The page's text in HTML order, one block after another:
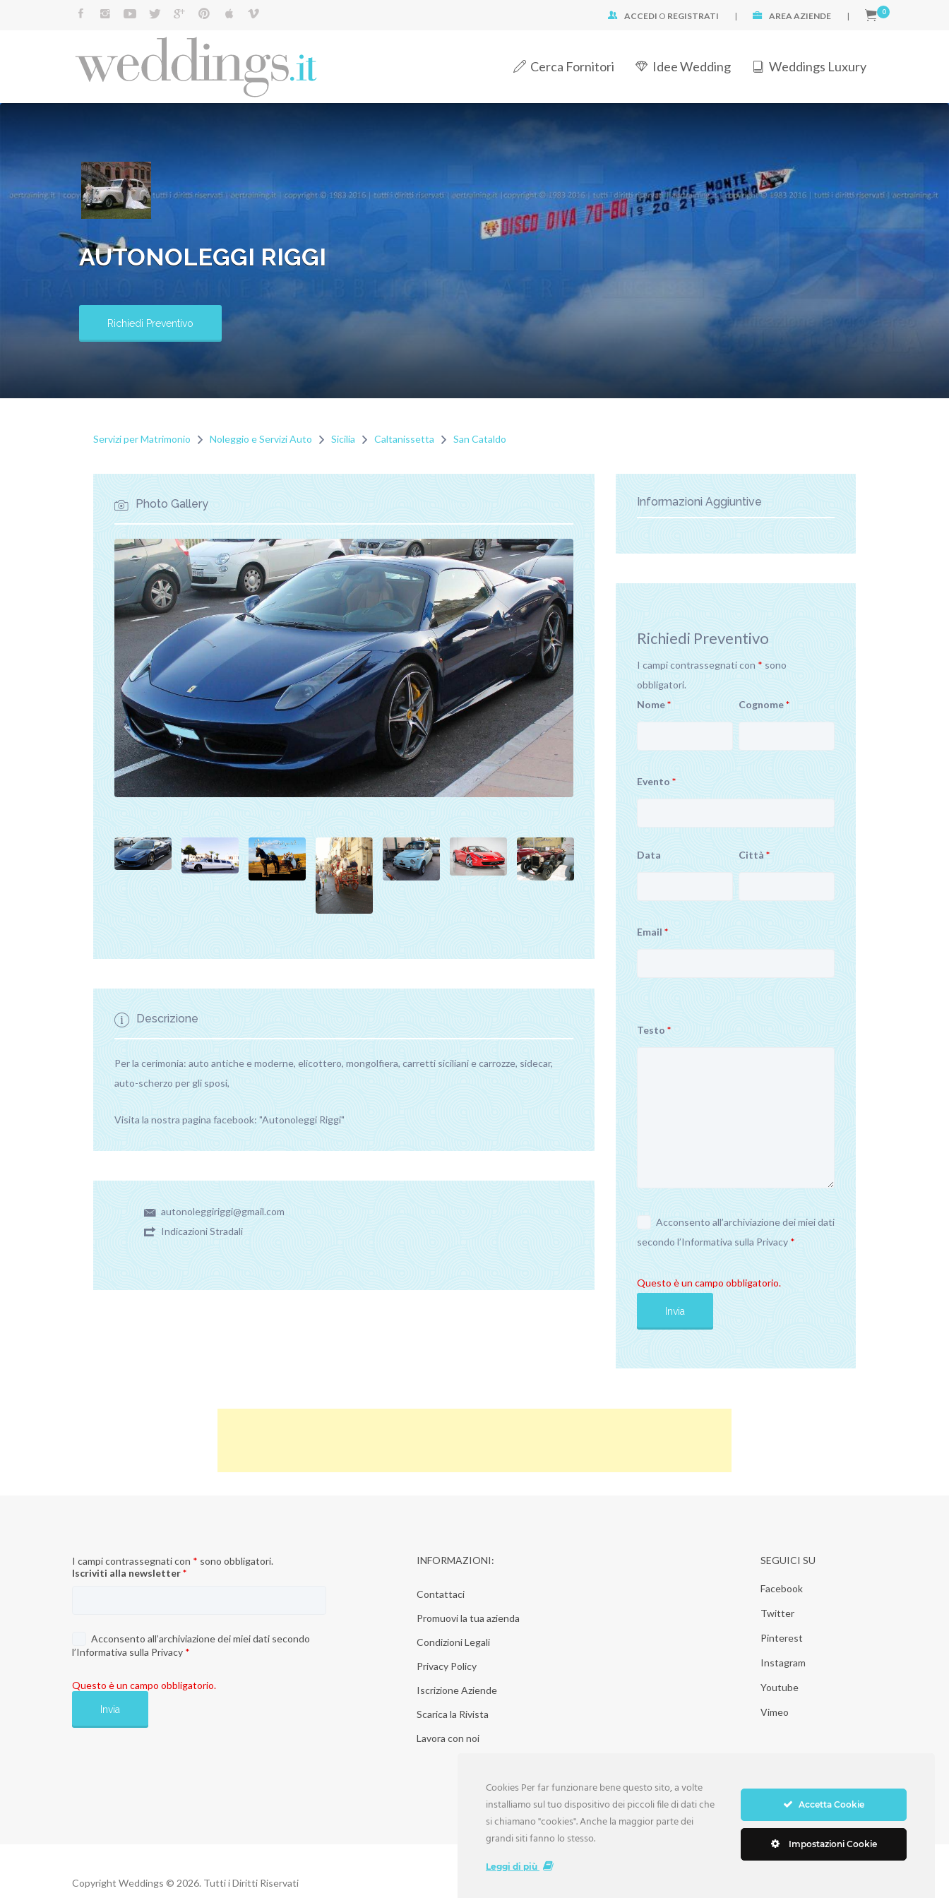
ACCEDI O REGISTRATI | AREA AZIENDE | 0
Cerca Fornitori Idee Wedding Weddings Luxury
Cerca:
AUTONOLEGGI RIGGI
Richiedi Preventivo
Servizi per Matrimonio Noleggio e Servizi Auto Sicilia Caltanissetta San Cataldo
Photo Gallery
Descrizione
Per la cerimonia: auto antiche e moderne, elicottero, mongolfiera, carretti siciliani e carrozze, sidecar,
auto-scherzo per gli sposi,
Visita la nostra pagina facebook: "Autonoleggi Riggi"
autonoleggiriggi@gmail.com
Indicazioni Stradali
Informazioni Aggiuntive
Richiedi Preventivo
I campi contrassegnati con * sono
obbligatori.
Nome* Cognome*
Evento *
Data Città *
Email *
Testo *
Acconsento all’archiviazione dei miei dati
secondo l’Informativa sulla Privacy *
Questo è un campo obbligatorio.
I campi contrassegnati con * sono obbligatori.
Iscriviti alla newsletter*
Acconsento all’archiviazione dei miei dati secondo
l’Informativa sulla Privacy *
Questo è un campo obbligatorio.
INFORMAZIONI:
Contattaci
Promuovi la tua azienda
Condizioni Legali
Privacy Policy
Iscrizione Aziende
Scarica la Rivista
Lavora con noi
SEGUICI SU
Facebook
Twitter
Pinterest
Instagram
Youtube
Vimeo
Copyright Weddings © 2026. Tutti i Diritti Riservati
Cookies Per far funzionare bene questo sito, a volte
installiamo sul tuo dispositivo dei piccoli file di dati che
si chiamano "cookies". Anche la maggior parte dei
grandi siti fanno lo stesso.
Leggi di più
Accetta Cookie
Impostazioni Cookie